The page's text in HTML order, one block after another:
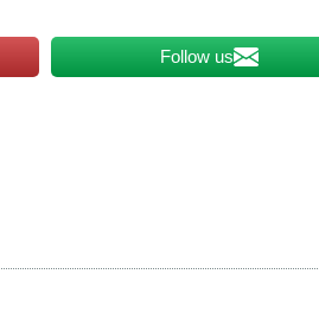
Follow us